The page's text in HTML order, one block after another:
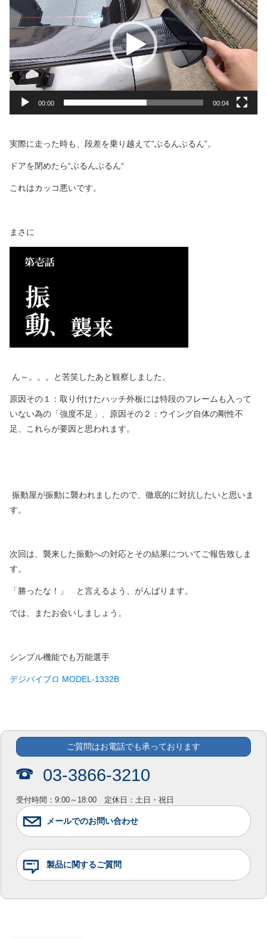
プ
レ
ー
ヤ
ー
00:00 00:04
実際に走った時も、段差を乗り越えて“ぶるんぶるん”。
ドアを閉めたら“ぶるんぶるん“
これはカッコ悪いです。
まさに
ん～。。。と苦笑したあと観察しました。
原因その１：取り付けたハッチ外板には特段のフレームも入って
いない為の「強度不足」、原因その２：ウイング自体の剛性不
足、これらが要因と思われます。
振動屋が振動に襲われましたので、徹底的に対抗したいと思いま
す。
次回は、襲来した振動への対応とその結果についてご報告致しま
す。
「勝ったな！」 と言えるよう、がんばります。
では、またお会いしましょう。
シンプル機能でも万能選手
デジバイブロ MODEL-1332B
ご質問はお電話でも承っております
03-3866-3210
受付時間：9:00～18:00 定休日：土日・祝日
メールでのお問い合わせ
製品に関するご質問